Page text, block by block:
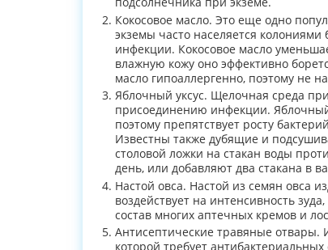
Кокосовое масло. Это еще одно
экземы часто населяется
инфекции. Кокосовое масло
влажную кожу оно эффективно
масло гипоаллергенно, поэтому не
Яблочный уксус. Щелочная среда
присоединению инфекции. Яблочный
поэтому препятствует росту
Известны также дубящие и
столовой ложки на стакан воды
день, или добавляют два стакана в
Настой овса. Настой из семян овса
воздействует на интенсивность
состав многих аптечных кремов и
Антисептические травяные отвары.
которой требует